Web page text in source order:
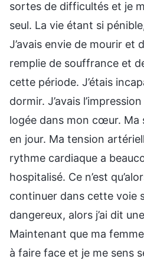
sortes de difficultés et je
seul. La vie étant si
J’avais envie de mourir et
remplie de souffrance et
cette période. J’étais
dormir. J’avais
logée dans mon cœur. Ma
en jour. Ma tension
rythme cardiaque a
hospitalisé. Ce n’est
continuer dans cette voie
dangereux, alors j’ai dit
Maintenant que ma
à faire face et je me sens